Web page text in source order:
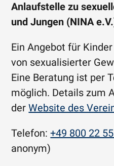
Anlaufstelle zu
und Jungen (NINA
Ein Angebot für
von sexualisierter
Eine Beratung ist per
möglich. Details zum
derWebsite des
Telefon:+49 800 22
anonym)